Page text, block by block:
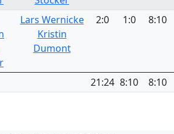
Lars Wernicke
Kristin
Dumont
2:0 1:0 8:10
21:24 8:10 8:10